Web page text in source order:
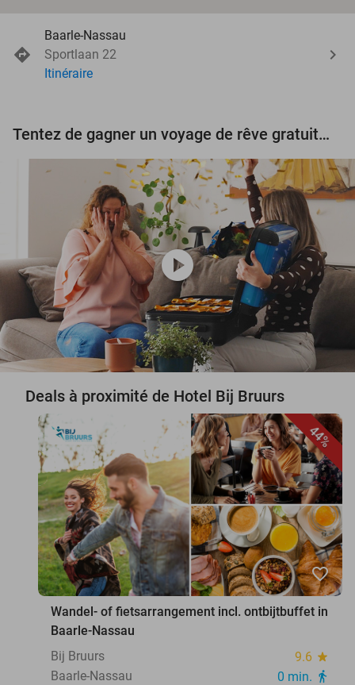
Baarle-Nassau
Sportlaan 22
Itinéraire
Tentez de gagner un voyage de rêve gratuit d'une valeur de 3.000 € !
play_circle
Deals à proximité de Hotel Bij Bruurs
44%
favorite_border
Wandel- of fietsarrangement incl. ontbijtbuffet in
Baarle-Nassau
Bij Bruurs
9.6 star
Baarle-Nassau 0 min. directions_walk